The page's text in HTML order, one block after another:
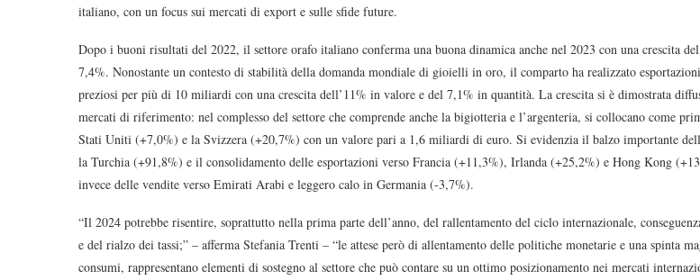
italiano, con un focus sui mercati di export e sulle sfide future.
Dopo i buoni risultati del 2022, il settore orafo italiano conferma una buona dinamica anche nel 2023 con una crescita
7,4%. Nonostante un contesto di stabilità della domanda mondiale di gioielli in oro, il comparto ha realizzato
preziosi per più di 10 miliardi con una crescita dell’11% in valore e del 7,1% in quantità. La crescita si è dimostrata
mercati di riferimento: nel complesso del settore che comprende anche la bigiotteria e l’argenteria, si collocano come
Stati Uniti (+7,0%) e la Svizzera (+20,7%) con un valore pari a 1,6 miliardi di euro. Si evidenzia il balzo importante
la Turchia (+91,8%) e il consolidamento delle esportazioni verso Francia (+11,3%), Irlanda (+25,2%) e Hong Kong
invece delle vendite verso Emirati Arabi e leggero calo in Germania (-3,7%).
“Il 2024 potrebbe risentire, soprattutto nella prima parte dell’anno, del rallentamento del ciclo internazionale,
e del rialzo dei tassi;” – afferma Stefania Trenti – “le attese però di allentamento delle politiche monetarie e una spinta
consumi, rappresentano elementi di sostegno al settore che può contare su un ottimo posizionamento nei mercati